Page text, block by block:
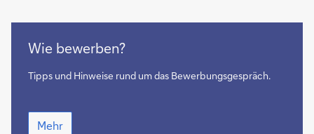
Wie
Bewerben?
Wie bewerben?
Tipps und Hinweise rund um das Bewerbungsgespräch.
Wie
Bewerben?
Mehr